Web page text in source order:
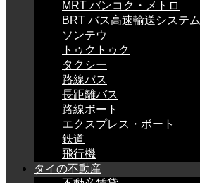
MRT バンコク・メトロ
BRT バス高速輸送システム
ソンテウ
トゥクトゥク
タクシー
路線バス
長距離バス
路線ボート
エクスプレス・ボート
鉄道
飛行機
タイの不動産